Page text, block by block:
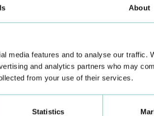
About
media features and to analyse our traffic.
and analytics partners who may
from your use of their services.
Statistics